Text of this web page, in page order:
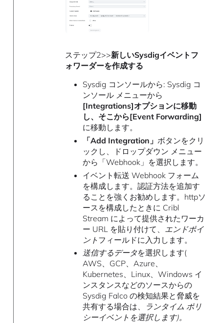
ステップ2>>新しいSysdigイベントフ
ォワーダーを作成する
Sysdig コンソールから: Sysdig コ
ンソール メニューから
[Integrations]オプションに移動
し、そこから[Event Forwarding]
に移動します。
「Add Integration」 ボタンをクリ
ックし、ドロップダウン メニュー
から「Webhook」を選択します。
イベント転送 Webhook フォーム
を構成します。認証方法を追加す
ることを強くお勧めします。httpソ
ースを構成したときに Cribl
Stream によって提供されたワーカ
ー URL を貼り付けて、 エンドポイ
ント フィールドに入力します。
送信するデータを選択します(
AWS、GCP、Azure、
Kubernetes、Linux、Windows イ
ンスタンスなどのソースからの
Sysdig Falco の検知結果と脅威を
共有する場合は、
ランタイム ポリ
シーイベントを選択します)。